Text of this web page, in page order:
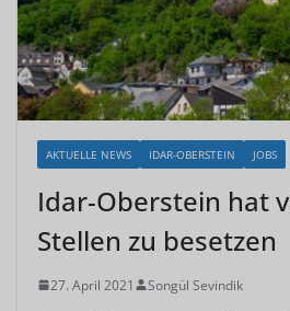
AKTUELLE NEWS IDAR-OBERSTEIN JOBS
Idar-Oberstein hat
Stellen zu besetzen
27. April 2021 Songül Sevindik